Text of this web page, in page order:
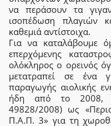
να περάσουν τα
ισοπέδωση πλαγιών
καθεμιά αντίστοιχα.
Για να καταλάβουμε
επερχόμενης
ολόκληρος ο ορεινός
μετατραπεί σε ένα
παραγωγής αιολικής
ήδη από το 2008,
49828/2008) ως
Π.Α.Π. 3» για τη